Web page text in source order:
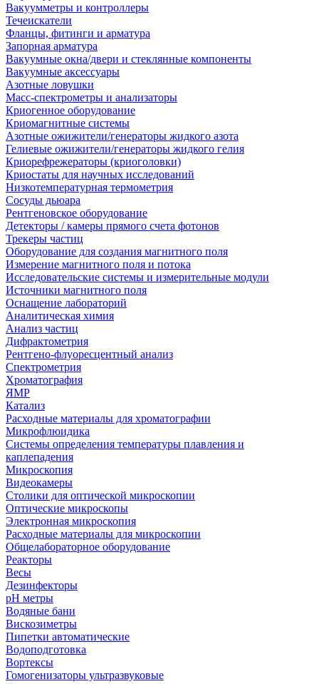
Вакуумметры и контроллеры
Течеискатели
Фланцы, фитинги и арматура
Запорная арматура
Вакуумные окна/двери и стеклянные компоненты
Вакуумные аксессуары
Азотные ловушки
Масс-спектрометры и анализаторы
Криогенное оборудование
Криомагнитные системы
Азотные ожижители/генераторы жидкого азота
Гелиевые ожижители/генераторы жидкого гелия
Криорефрежераторы (криоголовки)
Криостаты для научных исследований
Низкотемпературная термометрия
Сосуды дьюара
Рентгеновское оборудование
Детекторы / камеры прямого счета фотонов
Трекеры частиц
Оборудование для создания магнитного поля
Измерение магнитного поля и потока
Исследовательские системы и измерительные модули
Источники магнитного поля
Оснащение лабораторий
Аналитическая химия
Анализ частиц
Дифрактометрия
Рентгено-флуоресцентный анализ
Спектрометрия
Хроматография
ЯМР
Катализ
Расходные материалы для хроматографии
Микрофлюидика
Системы определения температуры плавления и
каплепадения
Микроскопия
Видеокамеры
Столики для оптической микроскопии
Оптические микроскопы
Электронная микроскопия
Расходные материалы для микроскопии
Общелабораторное оборудование
Реакторы
Весы
Дезинфекторы
рН метры
Водяные бани
Вискозиметры
Пипетки автоматические
Водоподготовка
Вортексы
Гомогенизаторы ультразвуковые